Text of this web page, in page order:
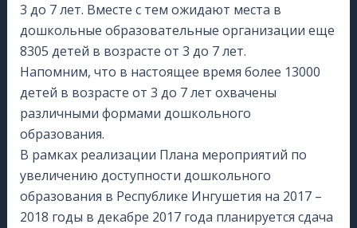
3 до 7 лет. Вместе с тем ожидают места в
дошкольные образовательные организации еще
8305 детей в возрасте от 3 до 7 лет.
Напомним, что в настоящее время более 13000
детей в возрасте от 3 до 7 лет охвачены
различными формами дошкольного
образования.
В рамках реализации Плана мероприятий по
увеличению доступности дошкольного
образования в Республике Ингушетия на 2017 –
2018 годы в декабре 2017 года планируется сдача